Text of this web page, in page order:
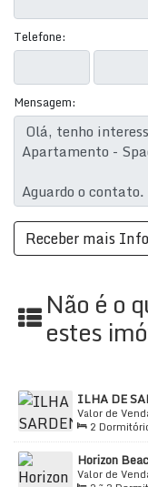
Área
1 a 2 vagas
Cozinha e
Aquecimento
Condomínio
🏋️‍♂️Lazer completo:
Bicicletário
Estrutura
Banheiro
Telefone:
Mensagem:
Não é o
estes
ILHA DE
Valor de
Itapema,
2
Sala(s) , 2
70.00m²
Horizon
Valor de